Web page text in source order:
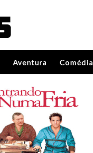
Aventura Comédia